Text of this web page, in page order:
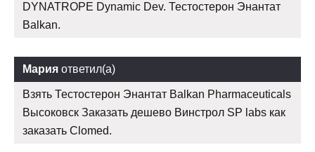
DYNATROPE Dynamic Dev. Тестостерон Энантат
Balkan.
Мария ответил(а)
Взять Тестостерон Энантат Balkan Pharmaceuticals
Высоковск Заказать дешево Винстрол SP labs как
заказать Clomed.